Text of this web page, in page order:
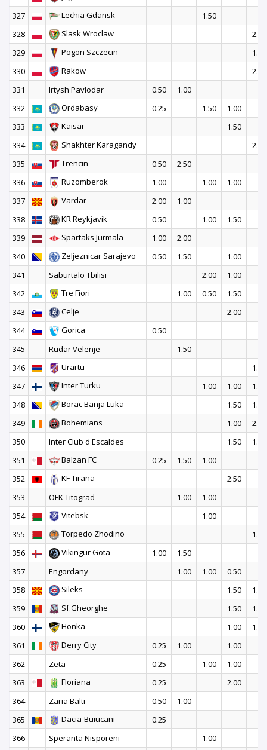
327
Lechia Gdansk
1.50
328
Slask Wroclaw
2.00
329
Pogon Szczecin
1.50
330
Rakow
2.50
331
Irtysh Pavlodar 0.50
1.00
332
Ordabasy 0.25 1.50
1.00
333
Kaisar
1.50
334
Shakhter Karagandy
2.50
335
Trencin 0.50
2.50
336
Ruzomberok 1.00 1.00
1.00
337
Vardar 2.00
1.00
338
KR Reykjavik 0.50 1.00
1.50
339
Spartaks Jurmala 1.00
2.00
340
Zeljeznicar Sarajevo 0.50 1.50
1.00
341
Saburtalo Tbilisi 2.00
1.00
342
Tre Fiori 1.00 0.50
1.50
343
Celje
2.00
344
Gorica
0.50
345
Rudar Velenje
1.50
346
Urartu
1.00
347
Inter Turku 1.00 1.00
1.00
348
Borac Banja Luka 1.50
1.50
349
Bohemians 1.00
2.00
350
Inter Club d'Escaldes 1.50
1.50
351
Balzan FC 0.25 1.50
1.00
352
KF Tirana
2.50
353
OFK Titograd 1.00
1.00
354
Vitebsk
1.00
355
Torpedo Zhodino
1.50
356
Vikingur Gota 1.00
1.50
357
Engordany 1.00 1.00
0.50
358
Sileks 1.50
1.00
359
Sf.Gheorghe 1.50
1.00
360
Honka 1.00
1.50
361
Derry City 0.25 1.00
1.00
362
Zeta 0.25 1.00
1.00
363
Floriana 0.25
2.00
364
Zaria Balti 0.50
1.00
365
Dacia-Buiucani
0.25
366
Speranta Nisporeni
1.00